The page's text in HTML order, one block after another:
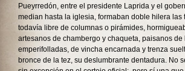
Pueyrredón, entre el presidente Laprida y el
median hasta la iglesia, formaban doble hilera
todavía libre de columnas o pirámides,
artesanos de chambergo y chaqueta, paisanos
emperifolladas, de vincha encarnada y trenza
bronce de la tez, su deslumbrante dentadura. No